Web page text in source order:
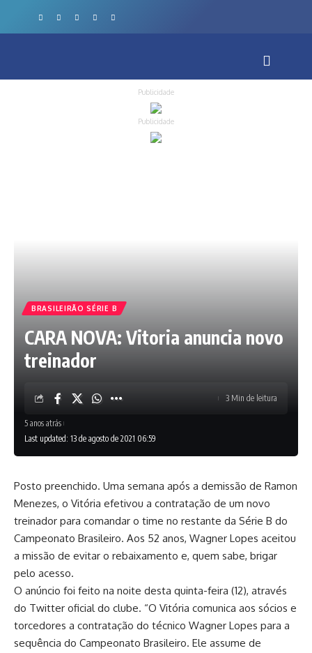
Publicidade
Publicidade
BRASILEIRÃO SÉRIE B
CARA NOVA: Vitoria anuncia novo
treinador
Last updated: 13 de agosto de 2021 06:59
5 anos atrás
3 Min de leitura
Posto preenchido. Uma semana após a demissão de Ramon
Menezes, o Vitória efetivou a contratação de um novo
treinador para comandar o time no restante da Série B do
Campeonato Brasileiro. Aos 52 anos, Wagner Lopes aceitou
a missão de evitar o rebaixamento e, quem sabe, brigar
pelo acesso.
O anúncio foi feito na noite desta quinta-feira (12), através
do Twitter oficial do clube. “O Vitória comunica aos sócios e
torcedores a contratação do técnico Wagner Lopes para a
sequência do Campeonato Brasileiro. Ele assume de